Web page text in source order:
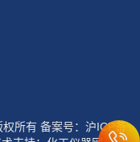
权所有 备案号：沪ICP备